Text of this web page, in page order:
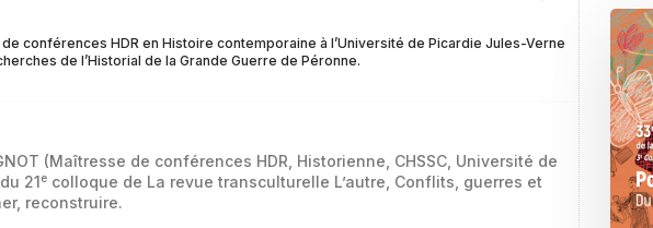
conférences HDR en Histoire contemporaine à l’Université de Picardie Jules-Verne
de l’Historial de la Grande Guerre de Péronne.
(Maîtresse de conférences HDR, Historienne, CHSSC, Université de
21e colloque de La revue transculturelle L’autre, Conflits, guerres et
reconstruire.